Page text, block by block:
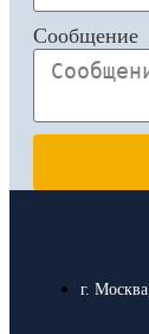
Сообщение
г.